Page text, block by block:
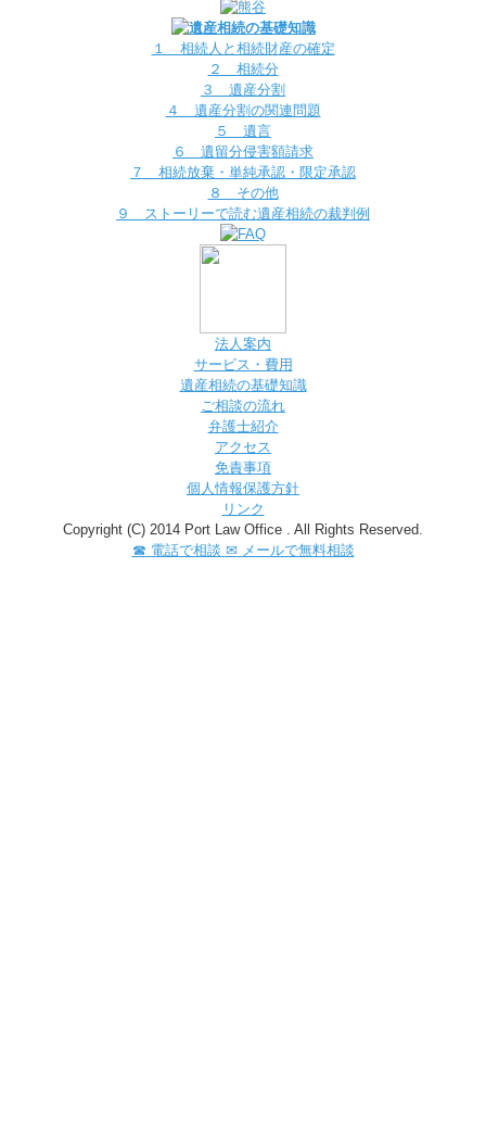
１ 相続人と相続財産の確定
２ 相続分
３ 遺産分割
４ 遺産分割の関連問題
５ 遺言
６ 遺留分侵害額請求
７ 相続放棄・単純承認・限定承認
８ その他
９ ストーリーで読む遺産相続の裁判例
法人案内
サービス・費用
遺産相続の基礎知識
ご相談の流れ
弁護士紹介
アクセス
免責事項
個人情報保護方針
リンク
Copyright (C) 2014 Port Law Office . All Rights Reserved.
☎ 電話で相談 ✉ メールで無料相談